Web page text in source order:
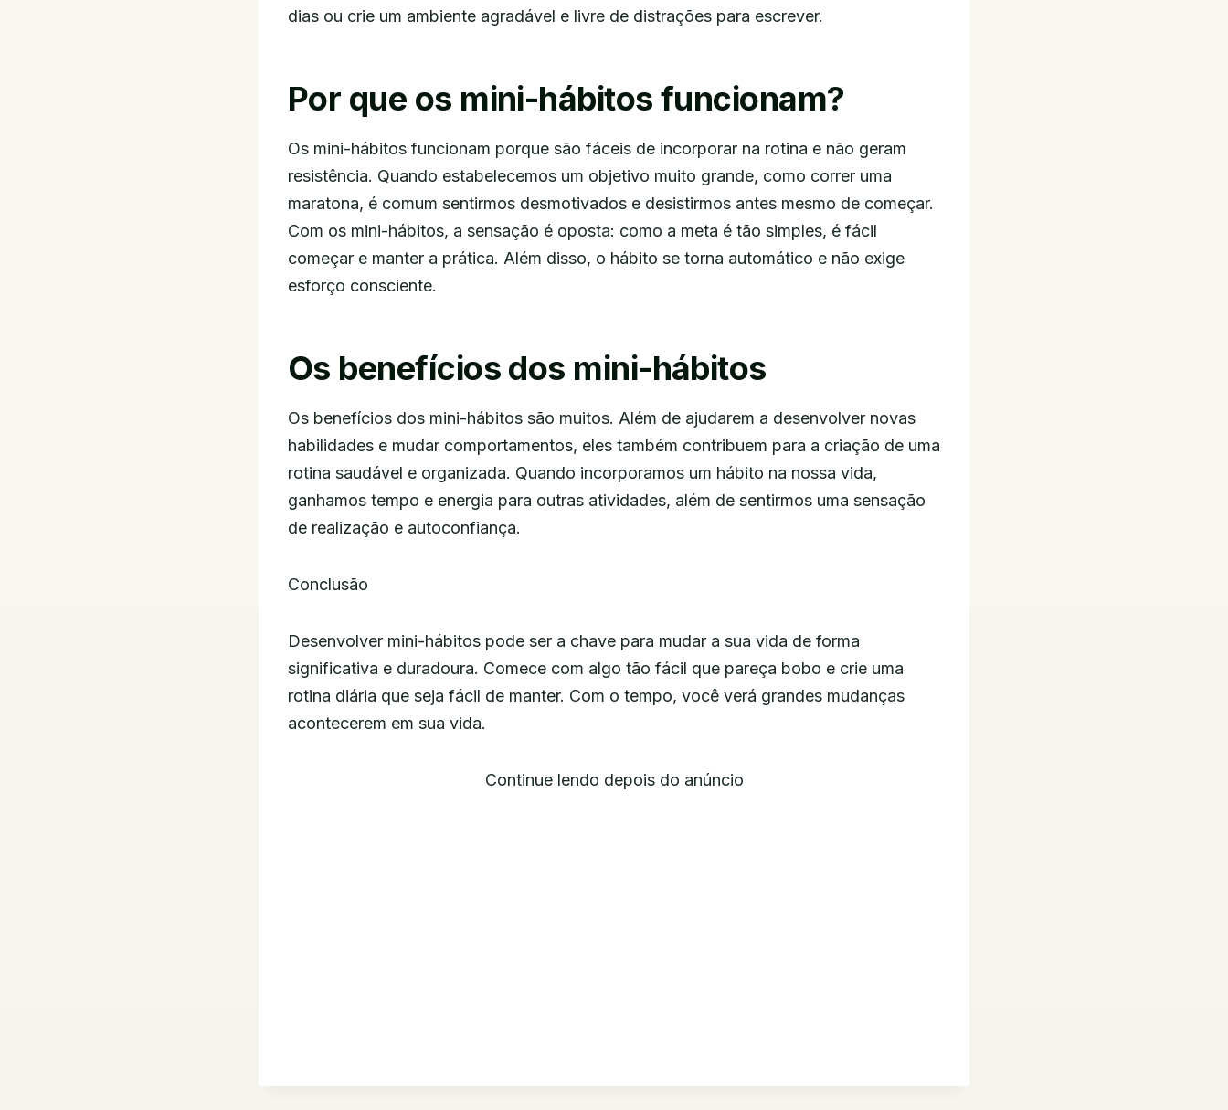
dias ou crie um ambiente agradável e livre de distrações para escrever.
Por que os mini-hábitos funcionam?
Os mini-hábitos funcionam porque são fáceis de incorporar na rotina e não geram
resistência. Quando estabelecemos um objetivo muito grande, como correr uma
maratona, é comum sentirmos desmotivados e desistirmos antes mesmo de começar.
Com os mini-hábitos, a sensação é oposta: como a meta é tão simples, é fácil
começar e manter a prática. Além disso, o hábito se torna automático e não exige
esforço consciente.
Os benefícios dos mini-hábitos
Os benefícios dos mini-hábitos são muitos. Além de ajudarem a desenvolver novas
habilidades e mudar comportamentos, eles também contribuem para a criação de uma
rotina saudável e organizada. Quando incorporamos um hábito na nossa vida,
ganhamos tempo e energia para outras atividades, além de sentirmos uma sensação
de realização e autoconfiança.
Conclusão
Desenvolver mini-hábitos pode ser a chave para mudar a sua vida de forma
significativa e duradoura. Comece com algo tão fácil que pareça bobo e crie uma
rotina diária que seja fácil de manter. Com o tempo, você verá grandes mudanças
acontecerem em sua vida.
Continue lendo depois do anúncio